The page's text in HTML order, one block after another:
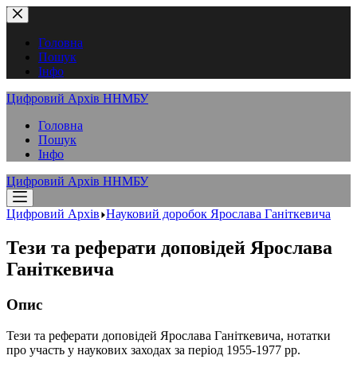
Перейти
до
вмістуГоловна
Пошук
Інфо
Цифровий Архів ННМБУ
Головна
Пошук
Інфо
Цифровий Архів ННМБУ
Цифровий Архів Науковий доробок Ярослава Ганіткевича
Тези та реферати доповідей Ярослава
Ганіткевича
Опис
Тези та реферати доповідей Ярослава Ганіткевича, нотатки
про участь у наукових заходах за період 1955-1977 рр.